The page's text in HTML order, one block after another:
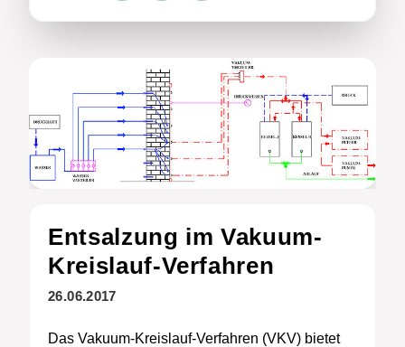
Entsalzung im Vakuum-
Kreislauf-Verfahren
26.06.2017
Das Vakuum-Kreislauf-Verfahren (VKV) bietet